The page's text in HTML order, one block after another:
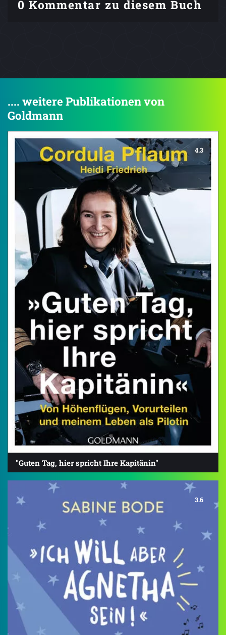
0 Kommentar zu diesem Buch
.... weitere Publikationen von
Goldmann
4.3
"Guten Tag, hier spricht Ihre Kapitänin"
3.6